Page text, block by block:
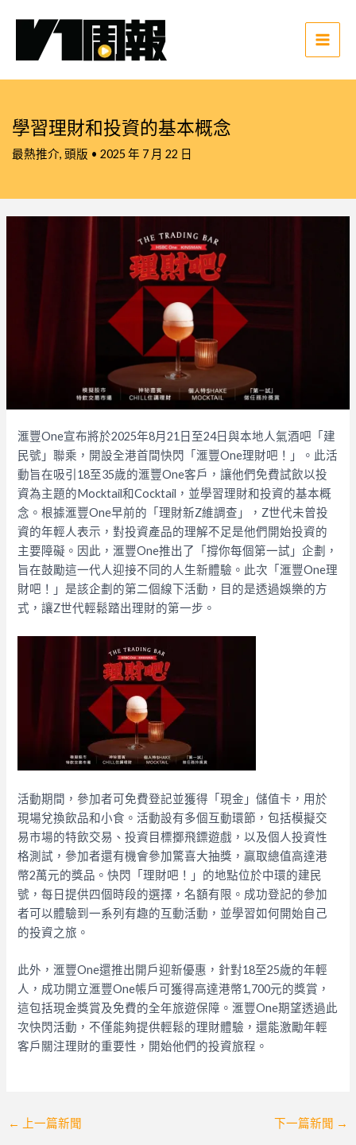
Main
學習理財和投資的基本概念
最熱推介, 頭版 • 2025 年 7 月 22 日
滙豐One宣布將於2025年8月21日至24日與本地人氣酒吧「建
民號」聯乘，開設全港首間快閃「滙豐One理財吧！」。此活
動旨在吸引18至35歲的滙豐One客戶，讓他們免費試飲以投
資為主題的Mocktail和Cocktail，並學習理財和投資的基本概
念。根據滙豐One早前的「理財新Z維調查」，Z世代未曾投
資的年輕人表示，對投資產品的理解不足是他們開始投資的
主要障礙。因此，滙豐One推出了「撐你每個第一試」企劃，
旨在鼓勵這一代人迎接不同的人生新體驗。此次「滙豐One理
財吧！」是該企劃的第二個線下活動，目的是透過娛樂的方
式，讓Z世代輕鬆踏出理財的第一步。
活動期間，參加者可免費登記並獲得「現金」儲值卡，用於
現場兌換飲品和小食。活動設有多個互動環節，包括模擬交
易市場的特飲交易、投資目標擲飛鏢遊戲，以及個人投資性
格測試，參加者還有機會參加驚喜大抽獎，贏取總值高達港
幣2萬元的獎品。快閃「理財吧！」的地點位於中環的建民
號，每日提供四個時段的選擇，名額有限。成功登記的參加
者可以體驗到一系列有趣的互動活動，並學習如何開始自己
的投資之旅。
此外，滙豐One還推出開戶迎新優惠，針對18至25歲的年輕
人，成功開立滙豐One帳戶可獲得高達港幣1,700元的獎賞，
這包括現金獎賞及免費的全年旅遊保障。滙豐One期望透過此
次快閃活動，不僅能夠提供輕鬆的理財體驗，還能激勵年輕
客戶關注理財的重要性，開始他們的投資旅程。
Post
← 上一篇新聞 下一篇新聞 →